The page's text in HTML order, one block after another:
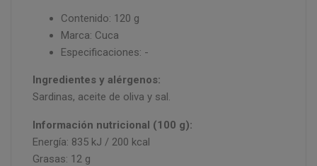
Contenido: 120 g
Marca: Cuca
Especificaciones: -
Ingredientes y alérgenos:
Sardinas, aceite de oliva y sal.
Información nutricional (100 g):
Energía: 835 kJ / 200 kcal
Grasas: 12 g